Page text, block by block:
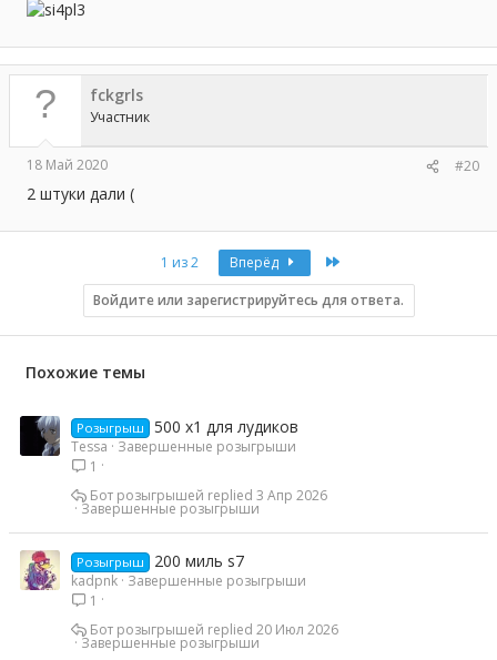
fckgrls
Участник
18 Май 2020 #20
2 штуки дали (
1 из 2 Вперёд
Войдите или зарегистрируйтесь для ответа.
Похожие темы
Розыгрыш 500 x1 для лудиков
Tessa
Завершенные розыгрыши
1
Завершенные розыгрыши
3 Апр 2026
Бот розыгрышей
Розыгрыш 200 миль s7
kadpnk Завершенные розыгрыши
1
Завершенные розыгрыши
20 Июл 2026
Бот розыгрышей